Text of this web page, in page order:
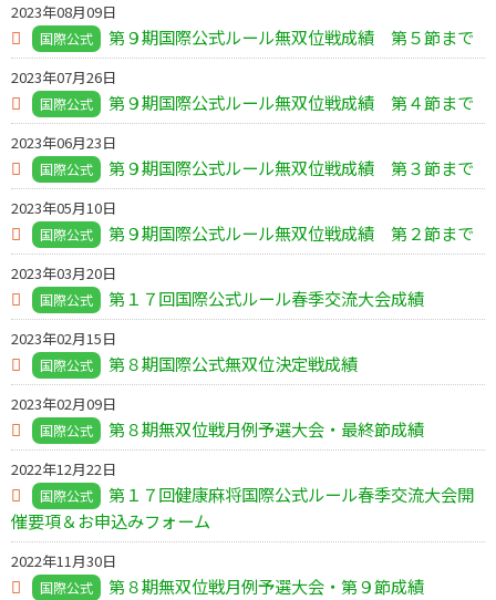
2023年08月09日
国際公式 第９期国際公式ルール無双位戦成績 第５節まで
2023年07月26日
国際公式 第９期国際公式ルール無双位戦成績 第４節まで
2023年06月23日
国際公式 第９期国際公式ルール無双位戦成績 第３節まで
2023年05月10日
国際公式 第９期国際公式ルール無双位戦成績 第２節まで
2023年03月20日
国際公式 第１７回国際公式ルール春季交流大会成績
2023年02月15日
国際公式 第８期国際公式無双位決定戦成績
2023年02月09日
国際公式 第８期無双位戦月例予選大会・最終節成績
2022年12月22日
国際公式
第１７回健康麻将国際公式ルール春季交流大会開
催要項＆お申込みフォーム
2022年11月30日
国際公式 第８期無双位戦月例予選大会・第９節成績